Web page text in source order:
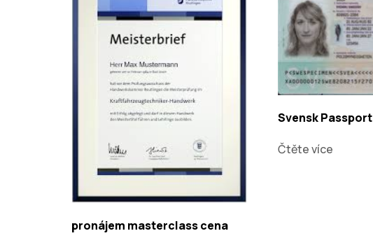
pronájem masterclass cena
Svensk Passport
Čtěte více